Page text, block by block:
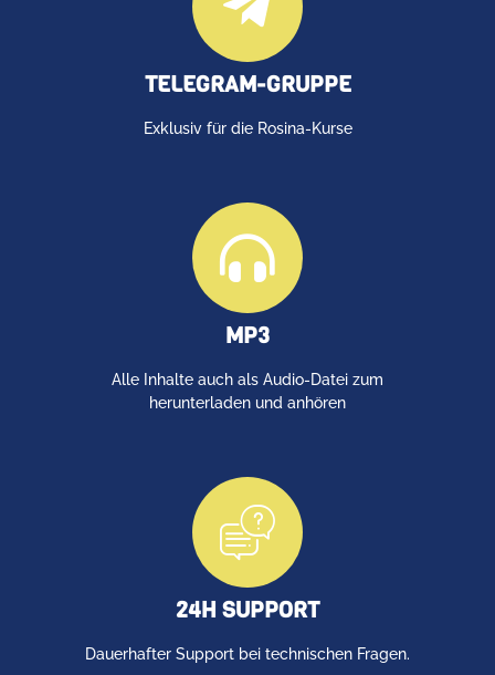
TELEGRAM-GRUPPE
Exklusiv für die Rosina-Kurse
MP3
Alle Inhalte auch als Audio-Datei zum
herunterladen und anhören
24H SUPPORT
Dauerhafter Support bei technischen Fragen.